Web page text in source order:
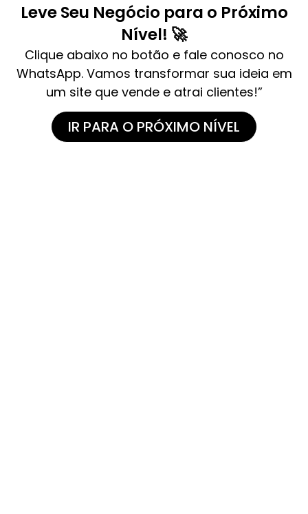
Leve Seu Negócio para o Próximo
Nível! 🚀
Clique abaixo no botão e fale conosco no
WhatsApp. Vamos transformar sua ideia em
um site que vende e atrai clientes!”
IR PARA O PRÓXIMO NÍVEL